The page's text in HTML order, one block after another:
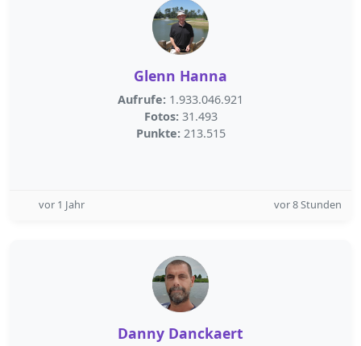
Glenn Hanna
Aufrufe: 1.933.046.921
Fotos: 31.493
Punkte: 213.515
vor 1 Jahr vor 8 Stunden
Danny Danckaert